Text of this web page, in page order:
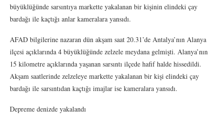
büyüklüğünde sarsıntıya markette yakalanan bir kişinin elindeki çay
bardağı ile kaçtığı anlar kameralara yansıdı.
AFAD bilgilerine nazaran dün akşam saat 20.31’de Antalya’nın Alanya
ilçesi açıklarında 4 büyüklüğünde zelzele meydana gelmişti. Alanya’nın
15 kilometre açıklarında yaşanan sarsıntı ilçede hafif halde hissedildi.
Akşam saatlerinde zelzeleye markette yakalanan bir kişi elindeki çay
bardağı ile sarsıntıdan kaçtığı imajlar ise kameralara yansıdı.
Depreme denizde yakalandı